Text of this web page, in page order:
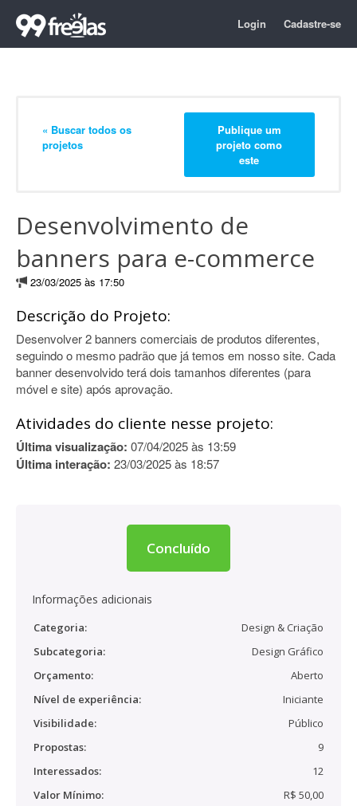
Login Cadastre-se
« Buscar todos os
projetos
Publique um
projeto como
este
Desenvolvimento de
banners para e-commerce
23/03/2025 às 17:50
Descrição do Projeto:
Desenvolver 2 banners comerciais de produtos diferentes,
seguindo o mesmo padrão que já temos em nosso site. Cada
banner desenvolvido terá dois tamanhos diferentes (para
móvel e site) após aprovação.
Atividades do cliente nesse projeto:
Última visualização: 07/04/2025 às 13:59
Última interação: 23/03/2025 às 18:57
Concluído
Informações adicionais
Categoria:
Design & Criação
Subcategoria:
Design Gráfico
Orçamento:
Aberto
Nível de experiência:
Iniciante
Visibilidade:
Público
Propostas:
9
Interessados:
12
Valor Mínimo:
R$ 50,00